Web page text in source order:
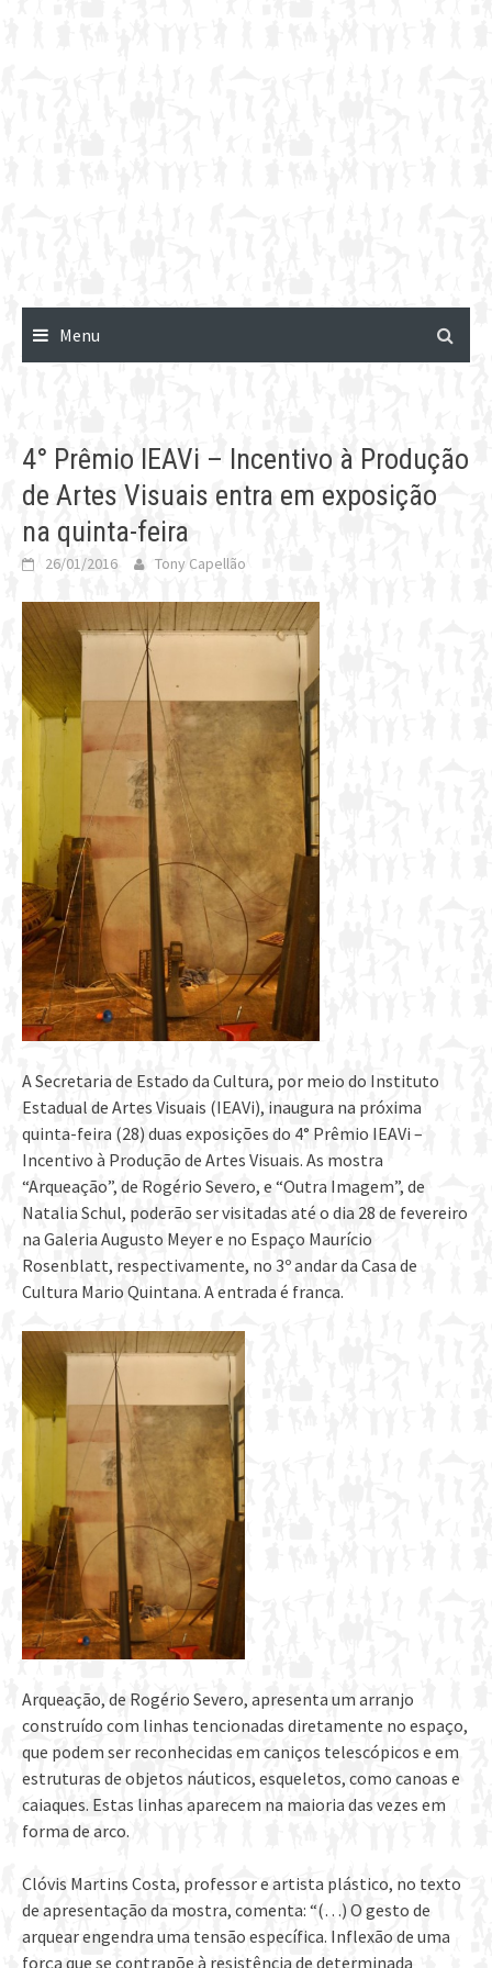
Menu
4° Prêmio IEAVi – Incentivo à Produção
de Artes Visuais entra em exposição
na quinta-feira
26/01/2016 Tony Capellão
A Secretaria de Estado da Cultura, por meio do Instituto
Estadual de Artes Visuais (IEAVi), inaugura na próxima
quinta-feira (28) duas exposições do 4° Prêmio IEAVi –
Incentivo à Produção de Artes Visuais. As mostra
“Arqueação”, de Rogério Severo, e “Outra Imagem”, de
Natalia Schul, poderão ser visitadas até o dia 28 de fevereiro
na Galeria Augusto Meyer e no Espaço Maurício
Rosenblatt, respectivamente, no 3º andar da Casa de
Cultura Mario Quintana. A entrada é franca.
Arqueação, de Rogério Severo, apresenta um arranjo
construído com linhas tencionadas diretamente no espaço,
que podem ser reconhecidas em caniços telescópicos e em
estruturas de objetos náuticos, esqueletos, como canoas e
caiaques. Estas linhas aparecem na maioria das vezes em
forma de arco.
Clóvis Martins Costa, professor e artista plástico, no texto
de apresentação da mostra, comenta: “(…) O gesto de
arquear engendra uma tensão específica. Inflexão de uma
força que se contrapõe à resistência de determinada